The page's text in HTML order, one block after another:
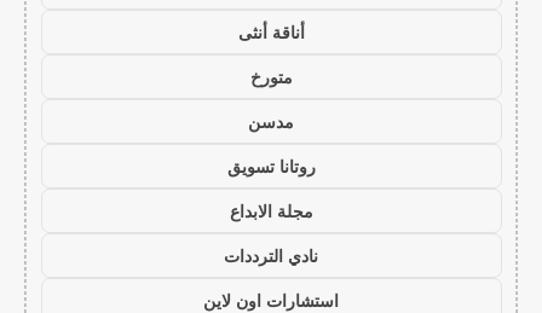
أناقة أنثى
متورخ
مدسن
روتانا تسويق
مجلة الابداع
نادي الترددات
استشارات اون لاين